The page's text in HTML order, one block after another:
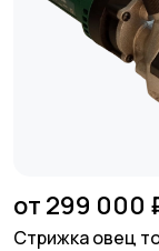
от 299 000
Стрижка овец